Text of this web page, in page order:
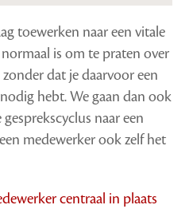
toewerken naar een vitale
is om te praten over
dat je daarvoor een
hebt. We gaan dan ook
naar een
medewerker ook zelf het
centraal in plaats